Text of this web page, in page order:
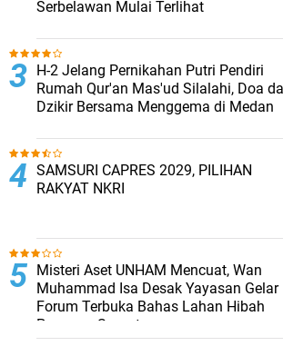
Serbelawan Mulai Terlihat
H-2 Jelang Pernikahan Putri Pendiri
Rumah Qur'an Mas'ud Silalahi, Doa
Dzikir Bersama Menggema di Medan
SAMSURI CAPRES 2029, PILIHAN
RAKYAT NKRI
Misteri Aset UNHAM Mencuat, Wan
Muhammad Isa Desak Yayasan Gelar
Forum Terbuka Bahas Lahan Hibah
Pemprov Sumut